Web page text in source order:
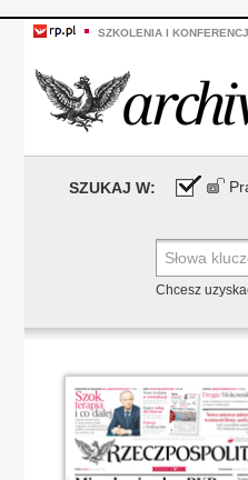
SZKOLENIA I
SZUKAJ W:
Chcesz